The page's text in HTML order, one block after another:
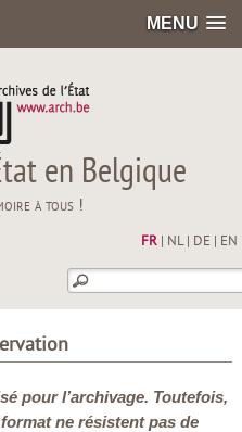
MENU
en Belgique
à tous !
FR| NL| DE EN
pour l’archivage. Toutefois,
ne résistent pas de